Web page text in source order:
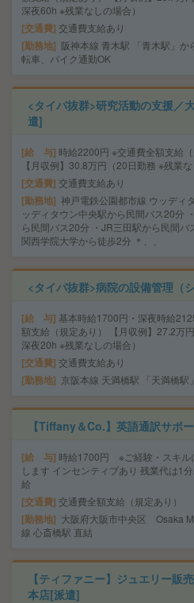
深夜60h ※残業なしの場合）
交通費 交通費支給あり
勤務地
阪神本線 青木駅 「青木駅」か
転車、バイク通勤OK
<タイパ抜群>研究活動の支援／
遣]
給 与 時給2200円 ※交通費全額支給（
【月収例】30.8万円（20日勤務 ※残業な
交通費 交通費支給あり
勤務地 神戸電鉄公園都市線 ウッディ
ッディタウン中央駅から民間バス20分
ら民間バス20分 ・JR三田駅から民間バ
関西学院大学から徒歩2分 ＊、、
<タイパ抜群>病院の設備管理（
給 与 基本時給1700円・深夜時給
額支給（規定あり） 【月収例】27.2万
深夜20h ※残業なしの場合）
交通費 交通費支給あり
勤務地 京阪本線 天満橋駅 「天満橋駅
【Tiffany＆Co.】英語通訳サ
給 与 時給1700円 ※ご経験・スキル
します インセンティブあり 残業代は1
給
交通費 交通費全額支給（規定あり）
勤務地
大阪府大阪市中央区 Osaka
線 心斎橋駅 直結
【ティファニー】ジュエリー
本店[派遣]